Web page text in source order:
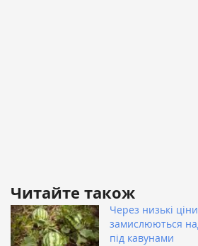
Читайте також
Через низькі
замислюються
під кавунами